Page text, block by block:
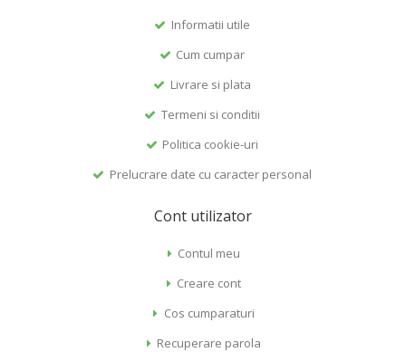
Informatii utile
Cum cumpar
Livrare si plata
Termeni si conditii
Politica cookie-uri
Prelucrare date cu caracter personal
Cont utilizator
Contul meu
Creare cont
Cos cumparaturi
Recuperare parola